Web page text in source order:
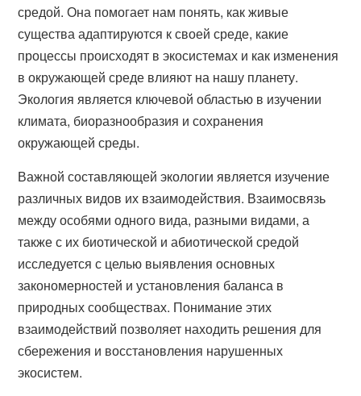
средой. Она помогает нам понять, как живые
существа адаптируются к своей среде, какие
процессы происходят в экосистемах и как изменения
в окружающей среде влияют на нашу планету.
Экология является ключевой областью в изучении
климата, биоразнообразия и сохранения
окружающей среды.
Важной составляющей экологии является изучение
различных видов их взаимодействия. Взаимосвязь
между особями одного вида, разными видами, а
также с их биотической и абиотической средой
исследуется с целью выявления основных
закономерностей и установления баланса в
природных сообществах. Понимание этих
взаимодействий позволяет находить решения для
сбережения и восстановления нарушенных
экосистем.